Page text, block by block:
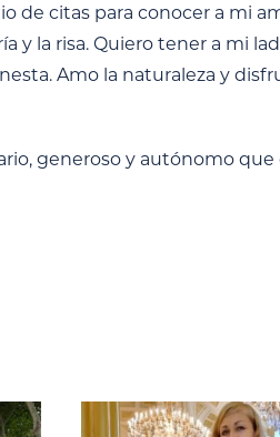
de citas para conocer a mi
y la risa. Quiero tener a mi
Amo la naturaleza y
generoso y autónomo que